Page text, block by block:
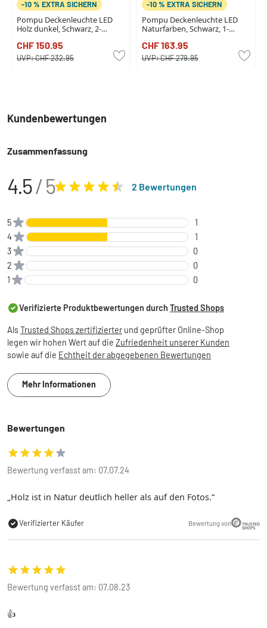
-10 % EXTRA SICHERN
Pompu Deckenleuchte LED
Holz dunkel, Schwarz, 2-
CHF 150.95
UVP:CHF 232.95
-10 % EXTRA SICHERN
Pompu Deckenleuchte LED
Naturfarben, Schwarz, 1-
CHF 163.95
UVP:CHF 279.95
Kundenbewertungen
Zusammenfassung
4.5/ 5 2 Bewertungen
5
1
4
1
3
0
2
0
1
0
Verifizierte Produktbewertungen durch Trusted Shops
AlsTrusted Shops zertifizierter und geprüfter Online-Shop
legen wir hohen Wert auf die Zufriedenheit unserer Kunden
sowie auf die Echtheit der abgegebenen Bewertungen
Mehr Informationen
Bewertungen
Bewertung verfasst am: 07.07.24
Holz ist in Natur deutlich heller als auf den Fotos.
Verifizierter Käufer Bewertung von
Bewertung verfasst am: 07.08.23
👍